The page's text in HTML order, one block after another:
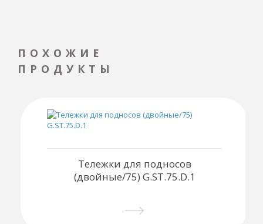
ПОХОЖИЕ
ПРОДУКТЫ
Тележки для подносов
(двойные/75) G.ST.75.D.1